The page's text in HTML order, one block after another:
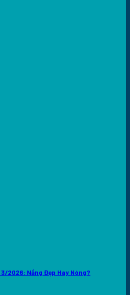
2026: Nắng Đẹp Hay Nóng?